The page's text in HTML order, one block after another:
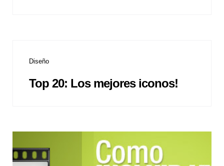
Diseño
Top 20: Los mejores iconos!